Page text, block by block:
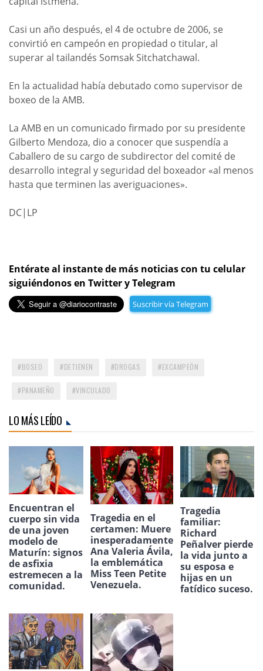
Casi un año después, el 4 de octubre de 2006, se
convirtió en campeón en propiedad o titular, al
superar al tailandés Somsak Sitchatchawal.
En la actualidad había debutado como supervisor de
boxeo de la AMB.
La AMB en un comunicado firmado por su presidente
Gilberto Mendoza, dio a conocer que suspendía a
Caballero de su cargo de subdirector del comité de
desarrollo integral y seguridad del boxeador «al menos
hasta que terminen las averiguaciones».
DC|LP
Entérate al instante de más noticias con tu celular
siguiéndonos en Twitter y Telegram
Suscribir vía Telegram
BOSEO DETIENEN DROGAS EXCAMPEÓN
PANAMEÑO VINCULADO
LO MÁS LEÍDO
Encuentran el
cuerpo sin vida
de una joven
modelo de
Maturín: signos
de asfixia
estremecen a la
comunidad.
Tragedia en el
certamen: Muere
inesperadamente
Ana Valeria Ávila,
la emblemática
Miss Teen Petite
Venezuela.
Tragedia
familiar:
Richard
Peñalver pierde
la vida junto a
su esposa e
hijas en un
fatídico suceso.